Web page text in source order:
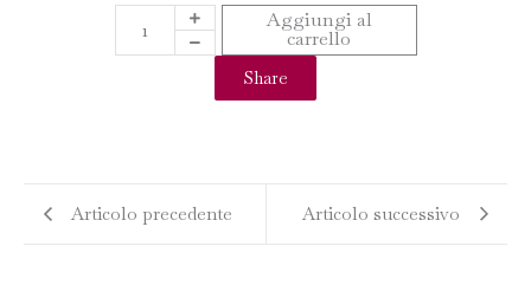
VASSOIO
VITTORIANO
quantità
Aggiungi al
carrello
Share
Articolo precedente Articolo successivo